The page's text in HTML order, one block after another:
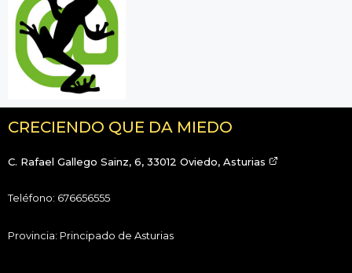
CRECIENDO QUE DA MIEDO
C. Rafael Gallego Sainz, 6, 33012 Oviedo, Asturias
Teléfono: 676656555
Provincia: Principado de Asturias